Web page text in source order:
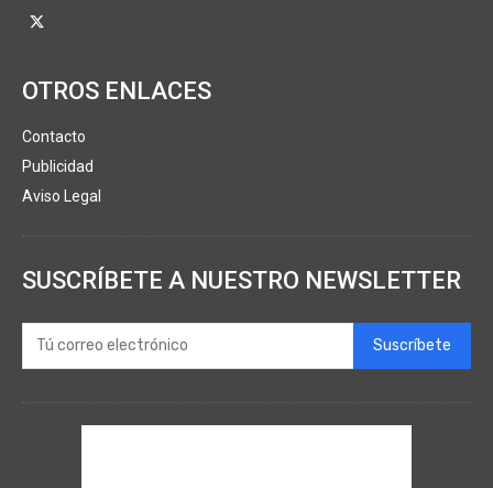
OTROS ENLACES
Contacto
Publicidad
Aviso Legal
SUSCRÍBETE A NUESTRO NEWSLETTER
Suscríbete